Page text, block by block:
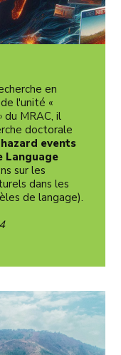
en
l'unité «
MRAC, il
doctorale
events
Language
sur les
dans les
de langage).